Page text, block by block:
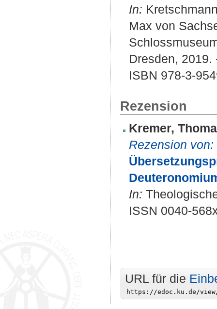
In:
Max von
Dresden, 2019.
ISBN 978-3-
Rezension
Kremer,
Rezension von:
In:
ISSN 0040-
URL für die